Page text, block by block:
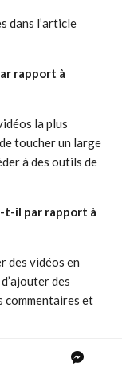
dans l’article
rapport à
la plus
toucher un large
à des outils de
il par rapport à
des vidéos en
des
commentaires et
à explorer